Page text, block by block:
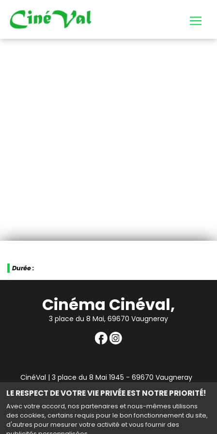
LE RESPECT DE VOTRE VIE PRIVÉE EST NOTRE PRIORITÉ!
Avec votre accord, nos partenaires et nous-mêmes utilisons
des cookies, certains requis pour le bon fonctionnement du site,
d'autres pour mesurer votre activité et vous fournir des
Durée :
Cinéma Cinéval,
3 place du 8 Mai, 69670 Vaugneray
CinéVal | 3 place du 8 Mai 1945 - 69670 Vaugneray
|Mentions légales|Contact|RGPD| Tel : 04 78 45 94